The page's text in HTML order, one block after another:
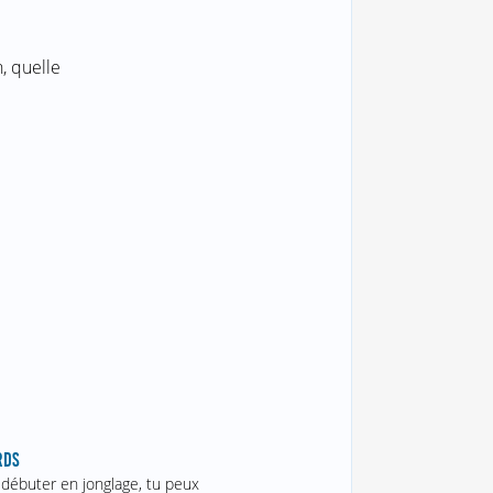
quelle
en jonglage, tu peux